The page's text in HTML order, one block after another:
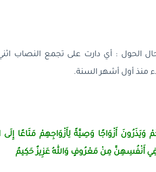
حال الحول : أي دارت على تجمع النصاب
منذ أول أشهر السنة.
وَيَذَرُونَ أَزْوَاجًا وَصِيَّةً لِأَزْوَاجِهِمْ مَتَاعًا
أَنْفُسِهِنَّ مِنْ مَعْرُوفٍ وَاللهُ عَزِيزٌ حَكِيمٌ